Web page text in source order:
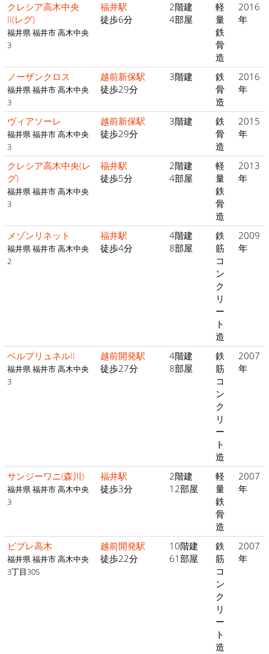
クレシア高木中央
II(レグ)
福井県 福井市 高木中央
3
福井駅
徒歩6分
2階建
4部屋
軽
量
鉄
骨
造
2016
年
ノーザンクロス
福井県 福井市 高木中央
3
越前新保駅
徒歩29分
3階建
鉄
骨
造
2016
年
ヴィアソーレ
福井県 福井市 高木中央
3
越前新保駅
徒歩29分
3階建
鉄
骨
造
2015
年
クレシア高木中央(レ
グ)
福井県 福井市 高木中央
3
福井駅
徒歩5分
2階建
4部屋
軽
量
鉄
骨
造
2013
年
メゾンリネット
福井県 福井市 高木中央
2
福井駅
徒歩4分
4階建
8部屋
鉄
筋
コ
ン
ク
リ
ー
ト
造
2009
年
ベルプリュネルII
福井県 福井市 高木中央
3
越前開発駅
徒歩27分
4階建
8部屋
鉄
筋
コ
ン
ク
リ
ー
ト
造
2007
年
サンジーワニ(森川)
福井県 福井市 高木中央
3
福井駅
徒歩3分
2階建
12部屋
軽
量
鉄
骨
造
2007
年
ビブレ高木
福井県 福井市 高木中央
3丁目305
越前開発駅
徒歩22分
10階建
61部屋
鉄
筋
コ
ン
ク
リ
ー
ト
造
2007
年